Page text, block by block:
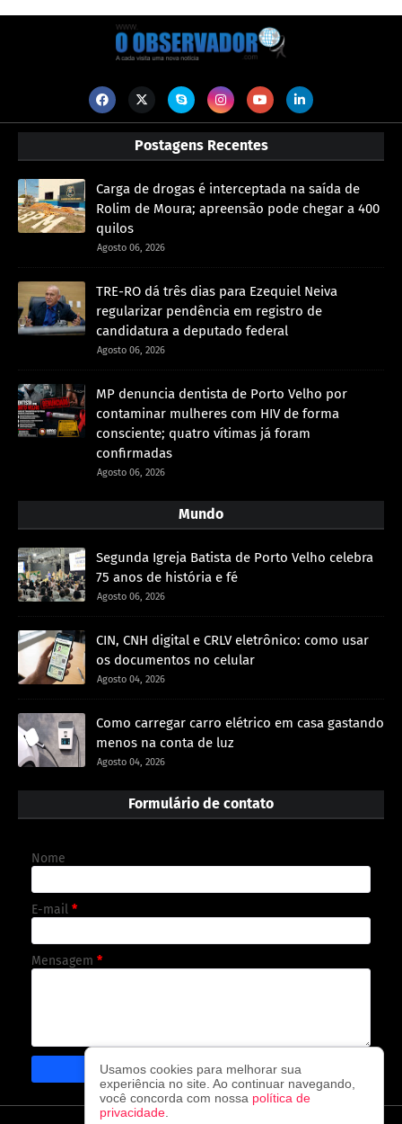
Postagens Recentes
Carga de drogas é interceptada na saída de
Rolim de Moura; apreensão pode chegar a 400
quilos
Agosto 06, 2026
TRE-RO dá três dias para Ezequiel Neiva
regularizar pendência em registro de
candidatura a deputado federal
Agosto 06, 2026
MP denuncia dentista de Porto Velho por
contaminar mulheres com HIV de forma
consciente; quatro vítimas já foram
confirmadas
Agosto 06, 2026
Mundo
Segunda Igreja Batista de Porto Velho celebra
75 anos de história e fé
Agosto 06, 2026
CIN, CNH digital e CRLV eletrônico: como usar
os documentos no celular
Agosto 04, 2026
Como carregar carro elétrico em casa gastando
menos na conta de luz
Agosto 04, 2026
Formulário de contato
Nome
E-mail *
Mensagem *
Usamos cookies para melhorar sua
experiência no site. Ao continuar navegando,
você concorda com nossa política de
privacidade